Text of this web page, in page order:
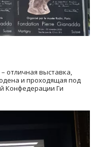
выставка,
и проходящая под
Конфедерации Ги